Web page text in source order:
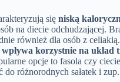
się niską
na diecie odchudzającej.
również dla osób z celiakią.
korzystnie na układ
opcje to fasola czy
różnorodnych sałatek i zup.